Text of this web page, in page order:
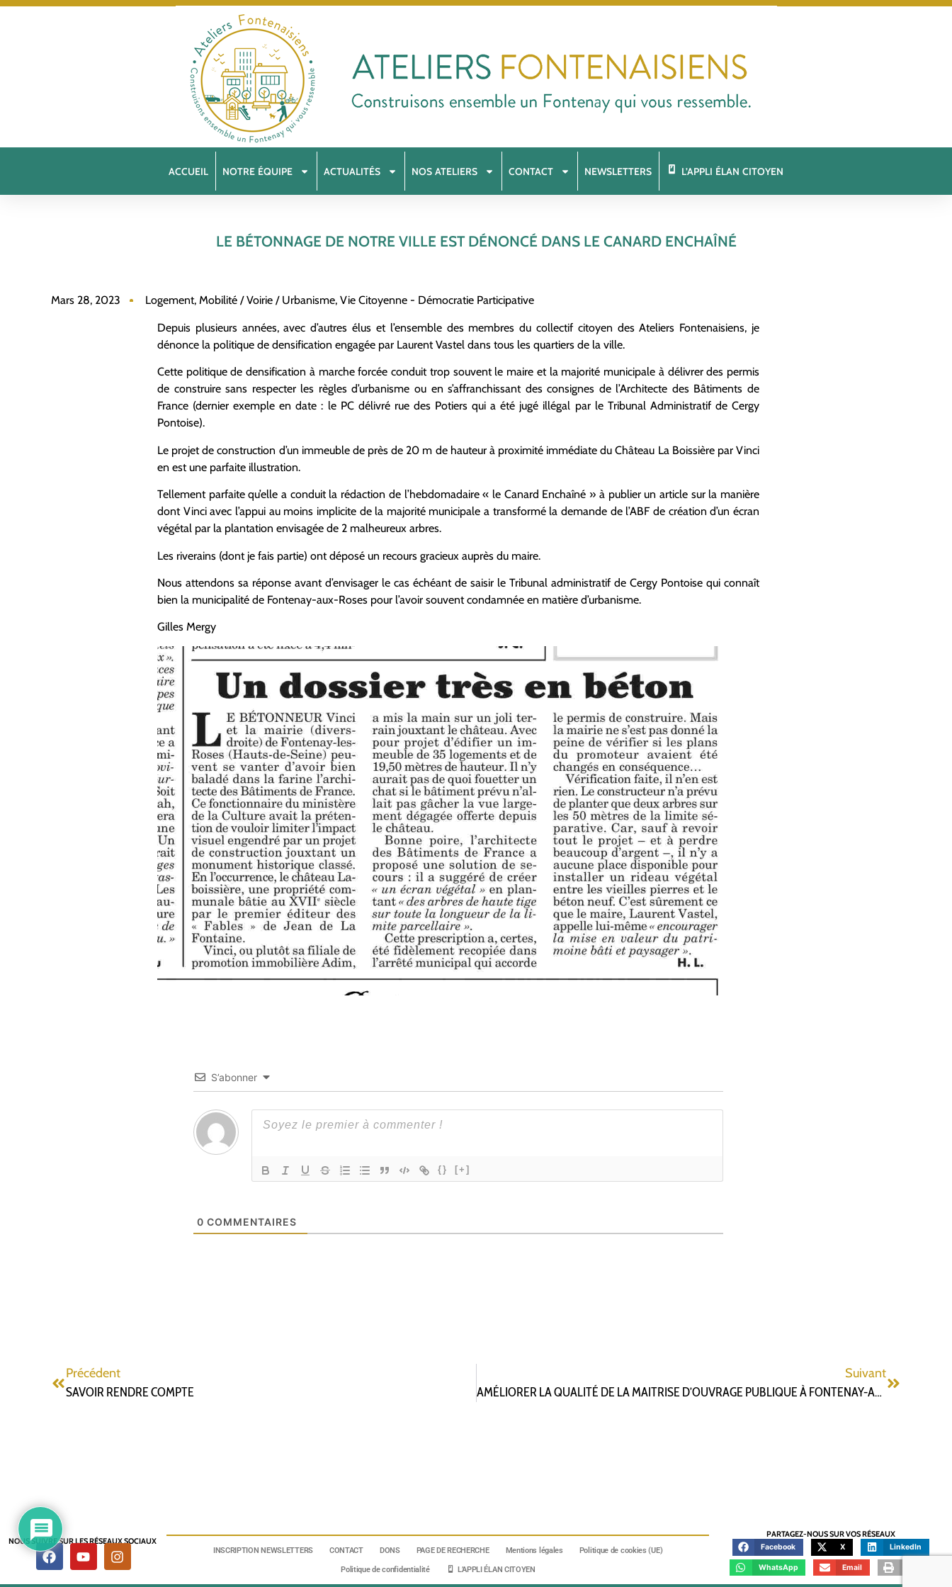
ACCUEIL NOTRE ÉQUIPE ACTUALITÉS NOS ATELIERS CONTACT NEWSLETTERS L’APPLI ÉLAN CITOYEN
LE BÉTONNAGE DE NOTRE VILLE EST DÉNONCÉ DANS LE CANARD ENCHAÎNÉ
Mars 28, 2023 Logement, Mobilité / Voirie / Urbanisme, Vie Citoyenne - Démocratie Participative
Depuis plusieurs années, avec d’autres élus et l’ensemble des membres du collectif citoyen des Ateliers Fontenaisiens, je
dénonce la politique de densification engagée par Laurent Vastel dans tous les quartiers de la ville.
Cette politique de densification à marche forcée conduit trop souvent le maire et la majorité municipale à délivrer des permis
de construire sans respecter les règles d’urbanisme ou en s’affranchissant des consignes de l’Architecte des Bâtiments de
France (dernier exemple en date : le PC délivré rue des Potiers qui a été jugé illégal par le Tribunal Administratif de Cergy
Pontoise).
Le projet de construction d’un immeuble de près de 20 m de hauteur à proximité immédiate du Château La Boissière par Vinci
en est une parfaite illustration.
Tellement parfaite qu’elle a conduit la rédaction de l’hebdomadaire « le Canard Enchaîné » à publier un article sur la manière
dont Vinci avec l’appui au moins implicite de la majorité municipale a transformé la demande de l’ABF de création d’un écran
végétal par la plantation envisagée de 2 malheureux arbres.
Les riverains (dont je fais partie) ont déposé un recours gracieux auprès du maire.
Nous attendons sa réponse avant d’envisager le cas échéant de saisir le Tribunal administratif de Cergy Pontoise qui connaît
bien la municipalité de Fontenay-aux-Roses pour l’avoir souvent condamnée en matière d’urbanisme.
Gilles Mergy
S’abonner
{} [+]
0 COMMENTAIRES
Précédent
SAVOIR RENDRE COMPTE
Suivant
AMÉLIORER LA QUALITÉ DE LA MAITRISE D’OUVRAGE PUBLIQUE À FONTENAY-AUX-ROSES POUR RÉDUIRE LES SURCOÛTS
NOUS SUIVRE SUR LES RÉSEAUX SOCIAUX
INSCRIPTION NEWSLETTERS CONTACT DONS PAGE DE RECHERCHE Mentions légales Politique de cookies (UE)
Politique de confidentialité L’APPLI ÉLAN CITOYEN
PARTAGEZ-NOUS SUR VOS RÉSEAUX
Facebook X LinkedIn
WhatsApp Email